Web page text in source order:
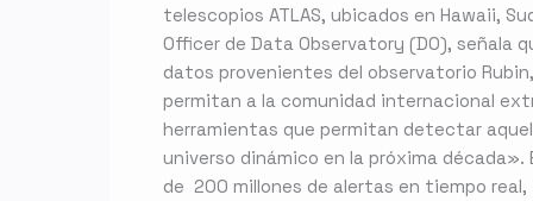
telescopios ATLAS, ubicados en Hawaii,
Officer de Data Observatory (DO), señala
datos provenientes del observatorio
permitan a la comunidad internacional
herramientas que permitan detectar
universo dinámico en la próxima
de 200 millones de alertas en tiempo